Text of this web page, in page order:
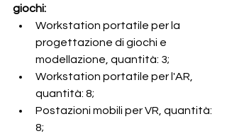
giochi:
Workstation portatile per la
progettazione di giochi e
modellazione, quantità: 3;
Workstation portatile per l'AR,
quantità: 8;
Postazioni mobili per VR, quantità:
8;